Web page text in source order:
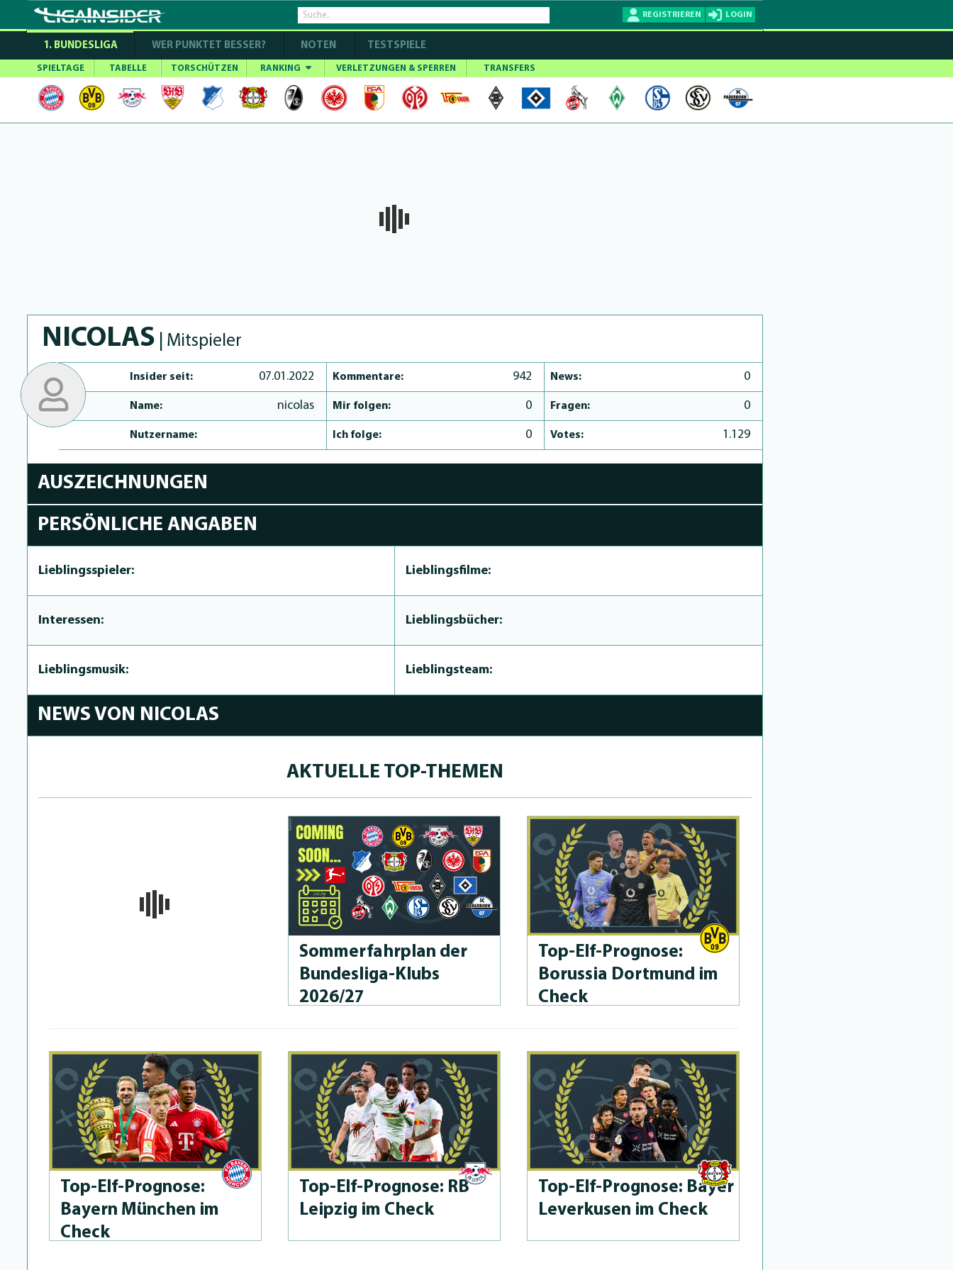
REGISTRIEREN LOGIN
1. BUNDESLIGA WER PUNKTET BESSER? NOTEN TESTSPIELE
SPIELTAGE TABELLE TORSCHÜTZEN RANKING VERLETZUNGEN & SPERREN TRANSFERS
NICOLAS | Mitspieler
Insider seit: 07.01.2022 Kommentare: 942 News: 0
Name: nicolas Mir folgen: 0 Fragen: 0
Nutzername: Ich folge: 0 Votes: 1.129
AUSZEICHNUNGEN
PERSÖNLICHE ANGABEN
Lieblingsspieler: Lieblingsfilme:
Interessen: Lieblingsbücher:
Lieblingsmusik: Lieblingsteam:
NEWS VON NICOLAS
AKTUELLE TOP-THEMEN
Som­merfahrplan der
Bun­des­li­ga-Klubs
2026/27
Top-Elf-Prog­no­se:
Borussia Dortmund im
Check
Top-Elf-Prog­no­se:
Bayern München im
Check
Top-Elf-Prog­no­se: RB
Leipzig im Check
Top-Elf-Prog­no­se: Bayer
Leverkusen im Check